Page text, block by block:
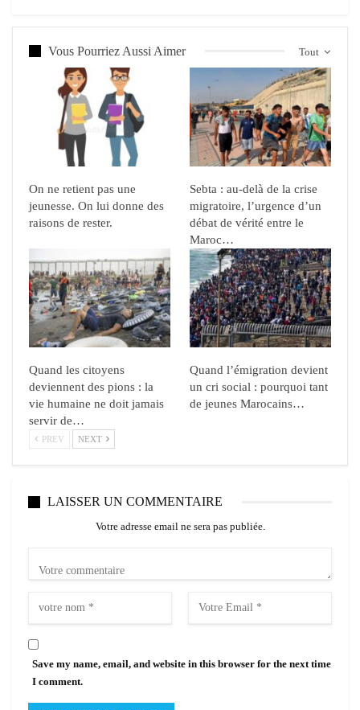
Tout
Vous Pourriez Aussi Aimer
On ne retient pas une
jeunesse. On lui donne des
raisons de rester.
Sebta : au-delà de la crise
migratoire, l’urgence d’un
débat de vérité entre le
Maroc…
Quand les citoyens
deviennent des pions : la
vie humaine ne doit jamais
servir de…
Quand l’émigration devient
un cri social : pourquoi tant
de jeunes Marocains…
PREV NEXT
LAISSER UN COMMENTAIRE
Votre adresse email ne sera pas publiée.
Save my name, email, and website in this browser for the next time
I comment.